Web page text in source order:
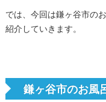
では、今回は鎌ヶ谷市の
紹介していきます。
鎌ヶ谷市のお風